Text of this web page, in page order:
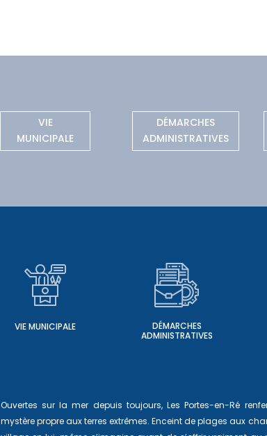
VIE
MUNICIPALE
DÉMARCHES
ADMINISTRATIVES
VIE MUNICIPALE
DÉMARCHES
ADMINISTRATIVES
Ouvertes sur la mer depuis toujours, Les Portes-en-Ré
mystère propre aux terres extrêmes. Enceint de plages aux